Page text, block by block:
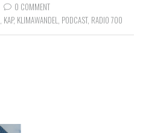
0 COMMENT
KAP, KLIMAWANDEL PODCAST, RADIO 700